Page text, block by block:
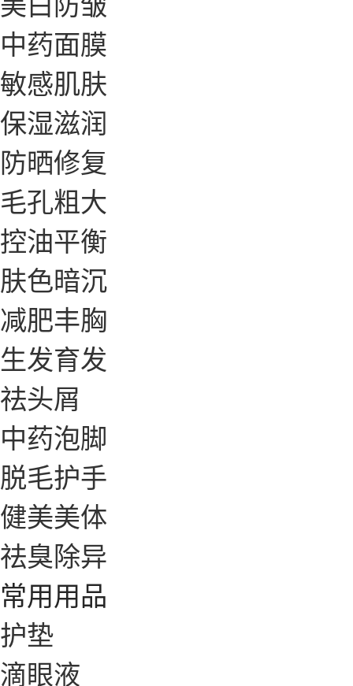
中药面膜
敏感肌肤
保湿滋润
防晒修复
毛孔粗大
控油平衡
肤色暗沉
减肥丰胸
生发育发
祛头屑
中药泡脚
脱毛护手
健美美体
祛臭除异
常用用品
护垫
滴眼液